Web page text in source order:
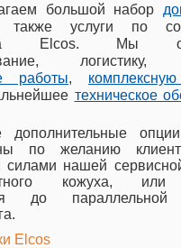
большой набор
услуги по
Elcos. Мы
логистику,
работы,
техническое
дополнительные
по желанию
силами нашей
кожуха, или
до
Elcos